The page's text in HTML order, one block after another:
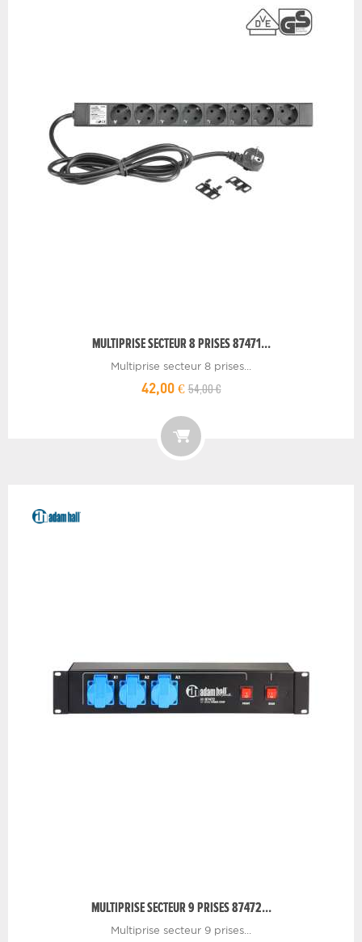
MULTIPRISE SECTEUR 8 PRISES 87471...
Multiprise secteur 8 prises...
42,00 €54,00 €
MULTIPRISE SECTEUR 9 PRISES 87472...
Multiprise secteur 9 prises...